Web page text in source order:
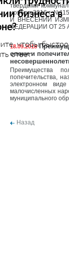
бизнеса в
чтобы быстро
ответ
твердыми
ноября 2016 г.
И ВНЕСЕНИИ
ФЕДЕРАЦИИ ОТ 25
18.09.2018
опеки и
Преимущества
попечительства,
электронном
малочисленных
муниципального
Назад